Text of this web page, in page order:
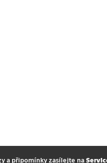
a připomínky zasílejte na